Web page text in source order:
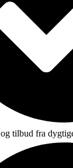
og tilbud fra